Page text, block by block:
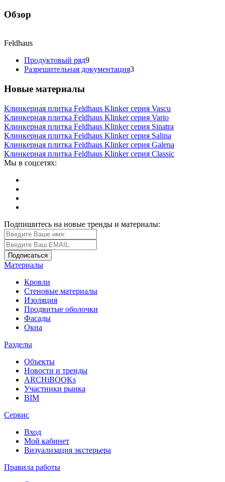
Обзор
Feldhaus
Продуктовый ряд9
Разрешительная документация3
Новые материалы
Клинкерная плитка Feldhaus Klinker серия Vascu
Клинкерная плитка Feldhaus Klinker серия Vario
Клинкерная плитка Feldhaus Klinker серия Sinatra
Клинкерная плитка Feldhaus Klinker серия Salina
Клинкерная плитка Feldhaus Klinker серия Galena
Клинкерная плитка Feldhaus Klinker серия Classic
Мы в соцсетях:
Подпишитесь на новые тренды и материалы:
Материалы
Кровли
Стеновые материалы
Изоляция
Продвитые оболочки
Фасады
Окна
Разделы
Объекты
Новости и тренды
ARCHiBOOKs
Участники рынка
BIM
Сервис
Вход
Мой кабинет
Визуализация экстерьера
Правила работы